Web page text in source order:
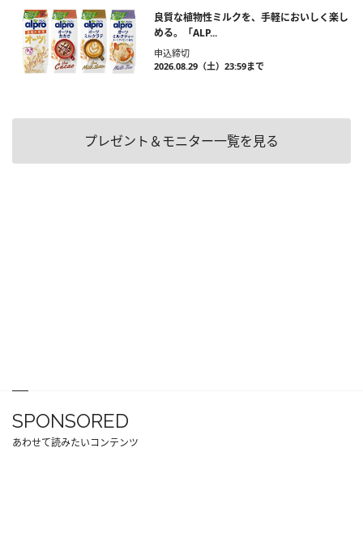
良質な植物性ミルクを、手軽においしく楽し
める。「ALP...
申込締切
2026.08.29（土）23:59まで
プレゼント＆モニター一覧を見る
SPONSORED
あわせて読みたいコンテンツ